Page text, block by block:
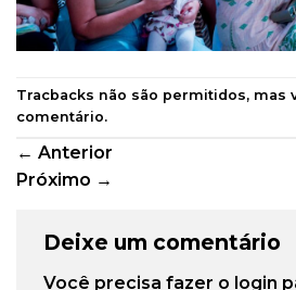
Tracbacks não são permitidos, mas
comentário.
← Anterior
Próximo →
Deixe um comentário
Você precisa fazer o login